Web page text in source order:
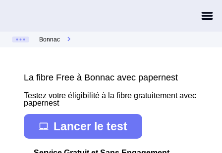
Bonnac
La fibre Free à Bonnac avec papernest
Testez votre éligibilité à la fibre gratuitement avec
papernest
Lancer le test